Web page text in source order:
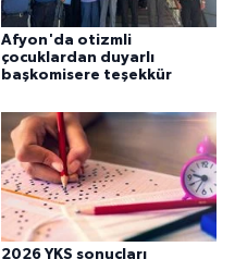
Afyon'da otizmli
çocuklardan duyarlı
başkomisere teşekkür
2026 YKS sonuçları